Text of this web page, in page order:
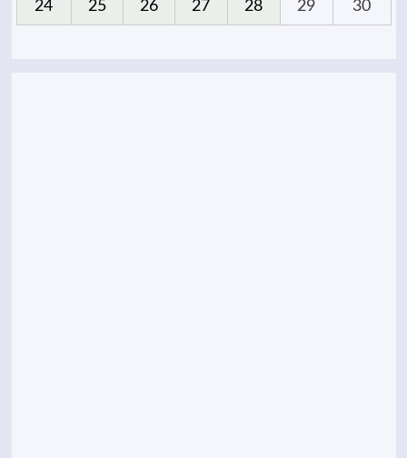
24 25 26 27 28 29 30